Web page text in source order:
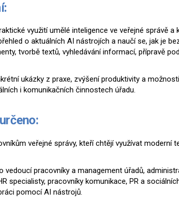
využití umělé inteligence ve veřejné správě a
o aktuálních AI nástrojích a naučí se, jak je
tvorbě textů, vyhledávání informací, přípravě
ukázky z praxe, zvýšení produktivity a
i komunikačních činnostech úřadu.
veřejné správy, kteří chtějí využívat moderní
vedoucí pracovníky a management úřadů,
specialisty, pracovníky komunikace, PR a
pomocí AI nástrojů.